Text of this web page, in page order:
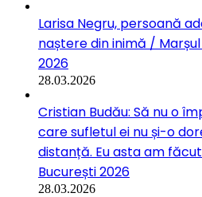
Larisa Negru, persoană
naștere din inimă /
2026
28.03.2026
Cristian Budău: Să nu o
care sufletul ei nu și-o
distanță. Eu asta am
București 2026
28.03.2026